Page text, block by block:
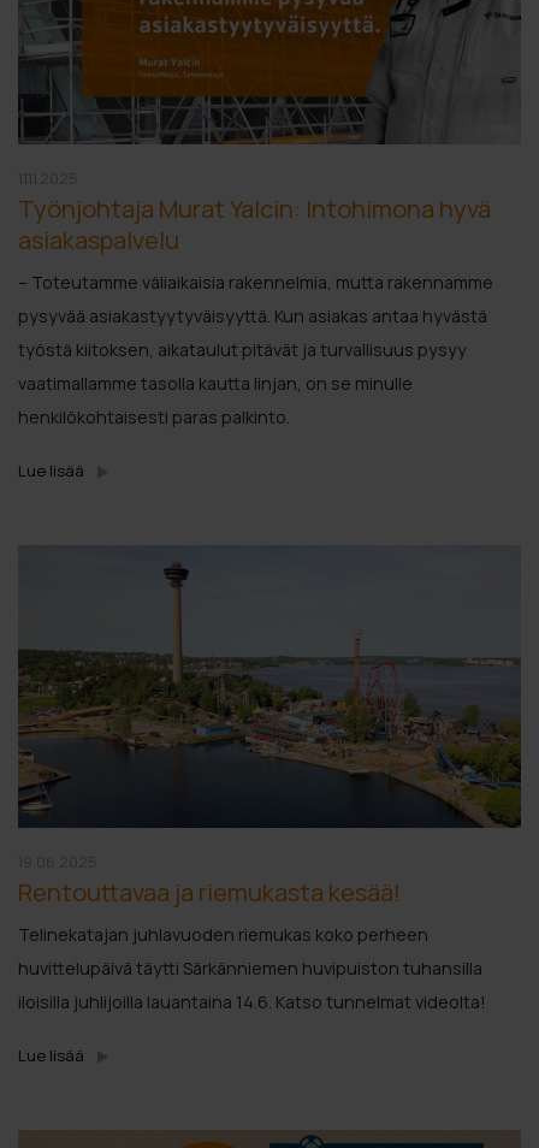
Työnjohtaja Murat Yalcin: Intohimona hyvä
asiakaspalvelu
– Toteutamme väliaikaisia rakennelmia, mutta rakennamme
pysyvää asiakastyytyväisyyttä. Kun asiakas antaa hyvästä
työstä kiitoksen, aikataulut pitävät ja turvallisuus pysyy
vaatimallamme tasolla kautta linjan, on se minulle
henkilökohtaisesti paras palkinto.
Lue lisää
Rentouttavaa ja riemukasta kesää!
Telinekatajan juhlavuoden riemukas koko perheen
huvittelupäivä täytti Särkänniemen huvipuiston tuhansilla
iloisilla juhlijoilla lauantaina 14.6. Katso tunnelmat videolta!
Lue lisää